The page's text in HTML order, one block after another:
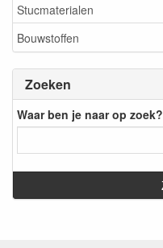
Stucmaterialen
Bouwstoffen
Zoeken
Waar ben je naar op zoek?